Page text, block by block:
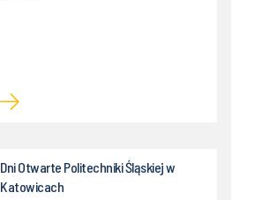
Dni Otwarte Politechniki Śląskiej w
Katowicach